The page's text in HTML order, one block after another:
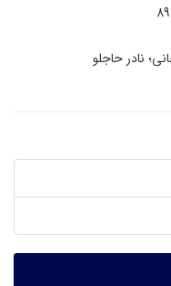
نادر حاجلو